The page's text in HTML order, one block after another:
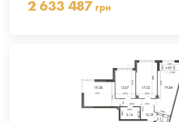
2 633 487 грн